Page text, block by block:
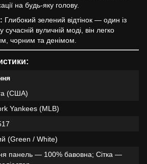
на будь-яку голову.
Глибокий зелений відтінок — один із
вуличній моді, він легко
чорним та денімом.
(США)
Yankees (MLB)
(Green / White)
панель — 100% бавовна; Сітка —